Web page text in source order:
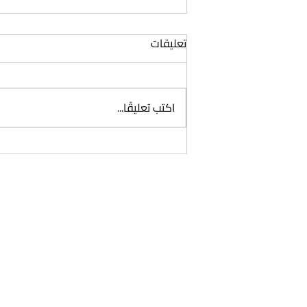
خليج الجوائز
تعليقات
اكتب تعليقًا...